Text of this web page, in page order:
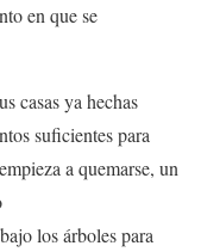
en que se
casas ya hechas
suficientes para
a quemarse, un
los árboles para